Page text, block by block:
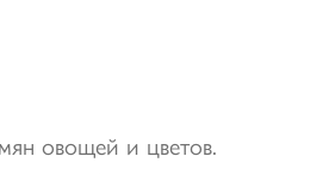
овощей и цветов.